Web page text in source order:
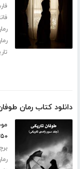
دانلود کتاب رمان
۳۵۰